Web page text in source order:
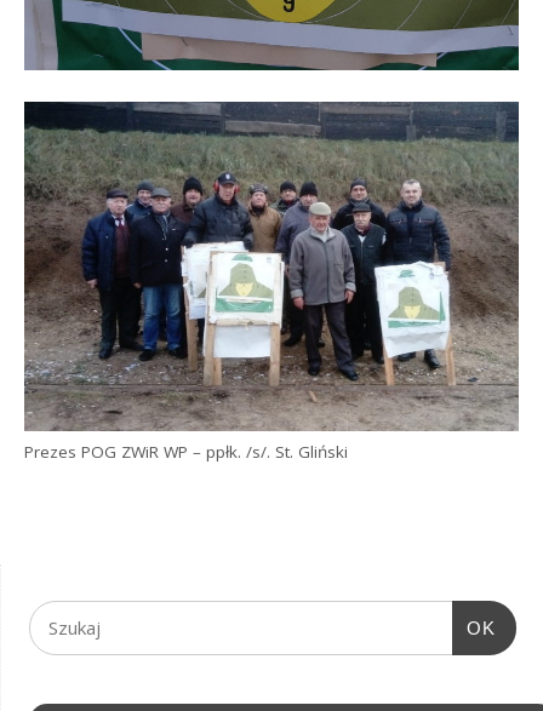
Prezes POG ZWiR WP – ppłk. /s/. St. Gliński
OK